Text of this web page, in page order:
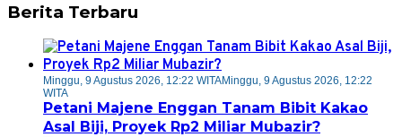
Berita Terbaru
Minggu, 9 Agustus 2026, 12:22 WITAMinggu, 9 Agustus 2026, 12:22
WITA
Petani Majene Enggan Tanam Bibit Kakao
Asal Biji, Proyek Rp2 Miliar Mubazir?